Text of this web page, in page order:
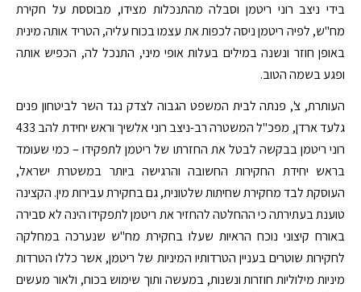
בידי ניצב רוני ריטמן וסבלה מהתנכלות מצידו, מבוססת על חקירת
מח"ש, לפיה ריטמן ניסה לכפות את עצמו בכוח עליה, הטריד אותה מינית
באופן חוזר ונשנה במילים בעלות אופי מיני, התנכל לה, הכפיש אותה
ופגע בשמה הטוב.
העותרת, צ', פנתה לבית המשפט הגבוה לצדק נגד השר לביטחון פנים
גלעד ארדן, מפכ"ל המשטרה רב-ניצב רוני אלשיך וראש יחידת להב 433
רוני ריטמן בבקשה לבטל את החזרתו של ריטמן לתפקידו – כמי שעומד
בראש יחידת החקירות החשובה והרגישה ביותר במשטרת ישראל,
העוסקת לבד מחקירת שחיתות שלטונית, גם בחקירת עבירות מין. הקצינה
טוענת בעתירתה כי ההחלטה להחזיר את ריטמן לתפקידו הינה לא סבירה
באורח קיצוני נוכח הראיות שעלו בחקירת מח"ש שנערכה במחלקה
לחקירות שוטרים בעניין הטרדותיו המיניות של ריטמן, אשר כללו הטרדות
מיניות מילוליות חוזרות ונשנות, במעשה ותוך שימוש בכוח, ולאור מעשים